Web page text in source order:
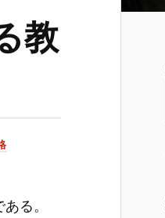
教
る。